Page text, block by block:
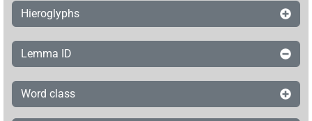
Hieroglyphs
Lemma ID
Word class